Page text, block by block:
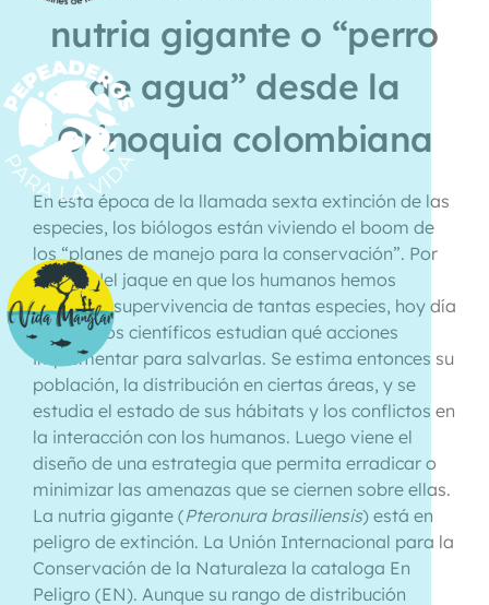
nutria gigante o “perro
de agua” desde la
Orinoquia colombiana
En esta época de la llamada sexta extinción de las
especies, los biólogos están viviendo el boom de
los “planes de manejo para la conservación”. Por
cuenta del jaque en que los humanos hemos
puesto la supervivencia de tantas especies, hoy día
numerosos científicos estudian qué acciones
implementar para salvarlas. Se estima entonces su
población, la distribución en ciertas áreas, y se
estudia el estado de sus hábitats y los conflictos en
la interacción con los humanos. Luego viene el
diseño de una estrategia que permita erradicar o
minimizar las amenazas que se ciernen sobre ellas.
La nutria gigante (Pteronura brasiliensis) está en
peligro de extinción. La Unión Internacional para la
Conservación de la Naturaleza la cataloga En
Peligro (EN). Aunque su rango de distribución